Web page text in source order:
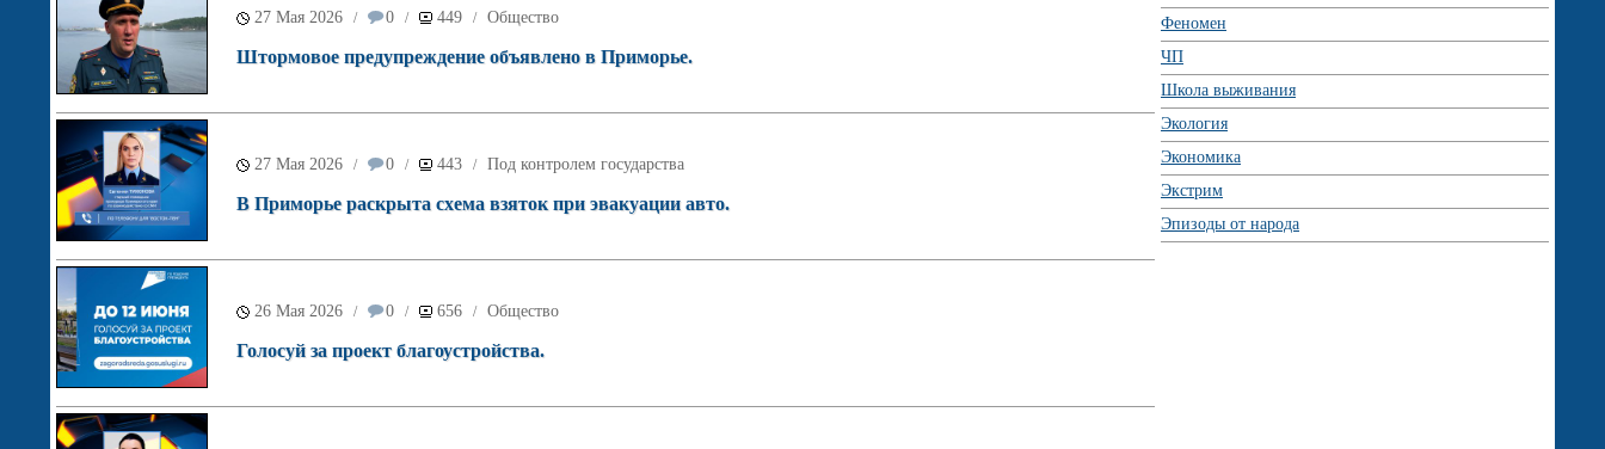
27 Мая 2026 / 0 / 449 / Общество
Штормовое предупреждение объявлено в Приморье.
27 Мая 2026 / 0 / 443 / Под контролем государства
В Приморье раскрыта схема взяток при эвакуации авто.
26 Мая 2026 / 0 / 656 / Общество
Голосуй за проект благоустройства.
Феномен
ЧП
Школа выживания
Экология
Экономика
Экстрим
Эпизоды от народа